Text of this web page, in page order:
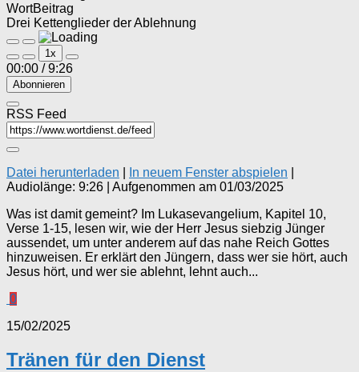
WortBeitrag
Drei Kettenglieder der Ablehnung
Play
Episode
Pause
Episode
1x
00:00 / 9:26
Abonnieren
RSS Feed
Datei herunterladen In neuem Fenster abspielen
Audiolänge: 9:26
Aufgenommen am 01/03/2025
Was ist damit gemeint? Im Lukasevangelium, Kapitel 10,
Verse 1-15, lesen wir, wie der Herr Jesus siebzig Jünger
aussendet, um unter anderem auf das nahe Reich Gottes
hinzuweisen. Er erklärt den Jüngern, dass wer sie hört, auch
Jesus hört, und wer sie ablehnt, lehnt auch...
0
15/02/2025
Tränen für den Dienst